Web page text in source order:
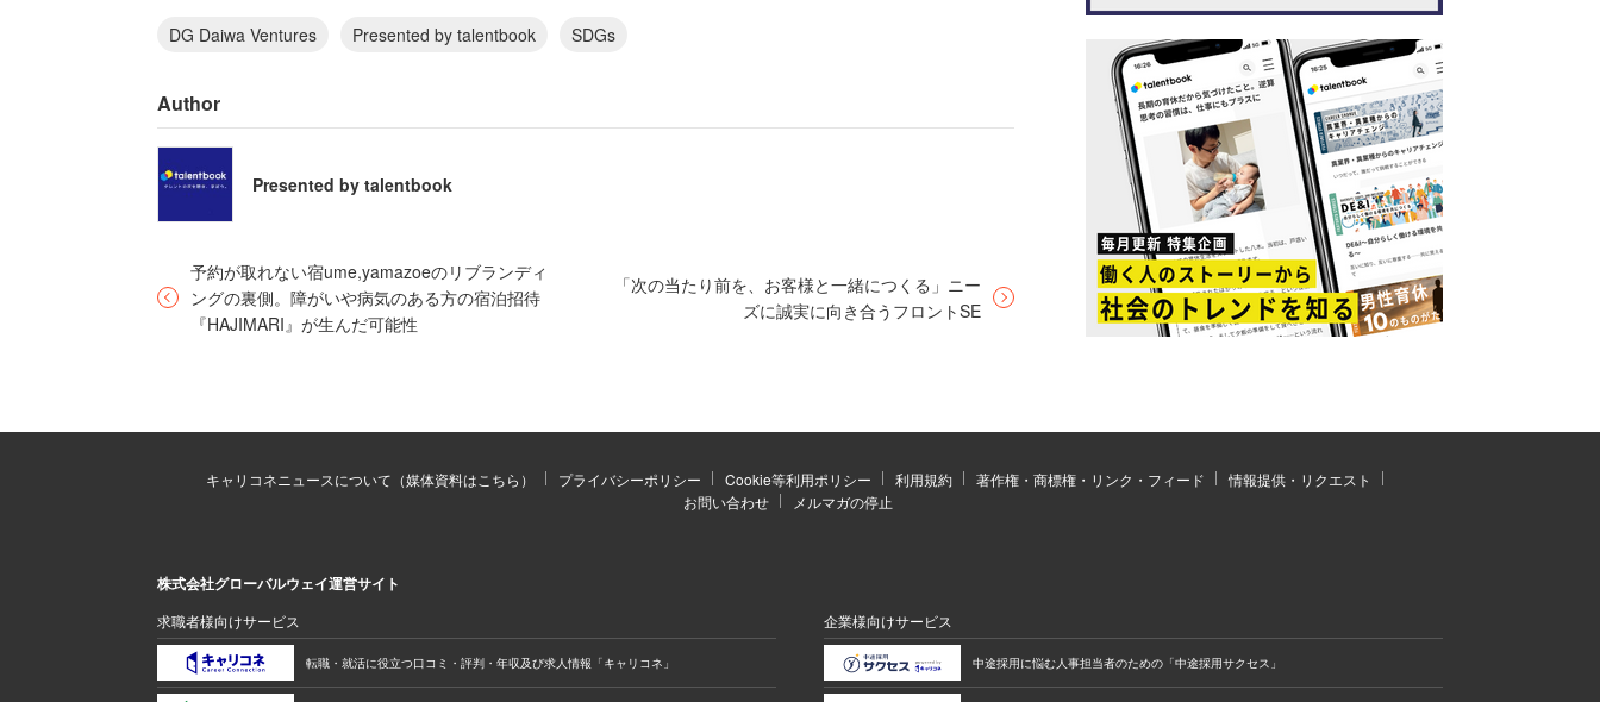
どに携わりました。森を守るという環境に良いことをしながら地域社会にも貢献
した。
しかし、次第に大きなビジネスの一員としての貢献よりも、社会貢献をもっと肌
業したこともあり、よりグローバルな社会での活躍をめざしたいという想いもあ
り、会社を休職して、スペインのIE Business SchoolへMBAを取得するために進学
しました。
良い具合に歯車が噛み合い、ジョインすることを決意しました」
──環境や社会に目を向けた事業に取り組もうと思うまでの経緯は、どのようなものでした
DG Daiwa Ventures Presented by talentbook SDGs
Author
Presented by talentbook
予約が取れない宿ume,yamazoeのリブランディ
ングの裏側。障がいや病気のある方の宿泊招待
『HAJIMARI』が生んだ可能性
「次の当たり前を、お客様と一緒につくる」ニー
ズに誠実に向き合うフロントSE
キャリコネニュースについて（媒体資料はこちら） プライバシーポリシー Cookie等利用ポリシー 利用規約 著作権・商標権・リンク・フィード
情報提供・リクエスト
お問い合わせ
メルマガの停止
株式会社グローバルウェイ運営サイト
求職者様向けサービス
転職・就活に役立つ口コミ・評判・年収及び求人情報「キャリコネ」
企業様向けサービス
中途採用に悩む人事担当者のための「中途採用サクセス」